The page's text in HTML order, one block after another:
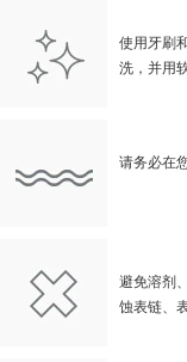
使用牙刷
洗，并用
请务必在
避免溶剂
蚀表链、